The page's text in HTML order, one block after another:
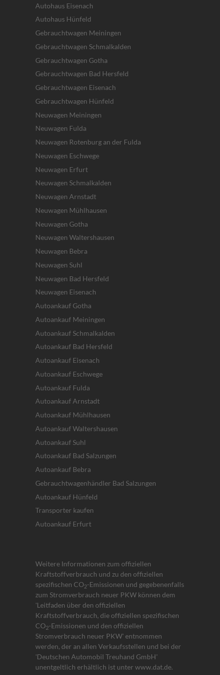
Autohaus Eisenach
Autohaus Hünfeld
Gebrauchtwagen Meiningen
Gebrauchtwagen Schmalkalden
Gebrauchtwagen Gotha
Gebrauchtwagen Bad Hersfeld
Gebrauchtwagen Eisenach
Gebrauchtwagen Hünfeld
Neuwagen Meiningen
Neuwagen Fulda
Neuwagen Rotenburg an der Fulda
Neuwagen Eschwege
Neuwagen Erfurt
Neuwagen Schmalkalden
Neuwagen Arnstadt
Neuwagen Mühlhausen
Neuwagen Gotha
Neuwagen Waltershausen
Neuwagen Bebra
Neuwagen Suhl
Neuwagen Bad Hersfeld
Neuwagen Eisenach
Autoankauf Gotha
Autoankauf Meiningen
Autoankauf Schmalkalden
Autoankauf Bad Hersfeld
Autoankauf Eisenach
Autoankauf Eschwege
Autoankauf Fulda
Autoankauf Arnstadt
Autoankauf Mühlhausen
Autoankauf Waltershausen
Autoankauf Suhl
Autoankauf Bad Salzungen
Autoankauf Bebra
Gebrauchtwagenhändler Bad Salzungen
Autoankauf Hünfeld
Transporter kaufen
Autoankauf Erfurt
Weitere Informationen zum offiziellen
Kraftstoffverbrauch und zu den offiziellen
spezifischen CO2-Emissionen und gegebenenfalls
zum Stromverbrauch neuer PKW können dem
'Leitfaden über den offiziellen
Kraftstoffverbrauch, die offiziellen spezifischen
CO2-Emissionen und den offiziellen
Stromverbrauch neuer PKW' entnommen
werden, der an allen Verkaufsstellen und bei der
'Deutschen Automobil Treuhand GmbH'
unentgeltlich erhältlich ist unter www.dat.de.